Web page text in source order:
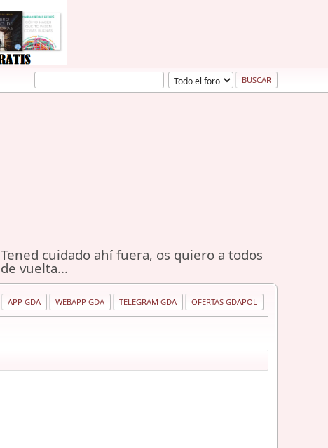
Tened cuidado ahí fuera, os quiero a todos
de vuelta...
APP GDA WEBAPP GDA TELEGRAM GDA OFERTAS GDAPOL